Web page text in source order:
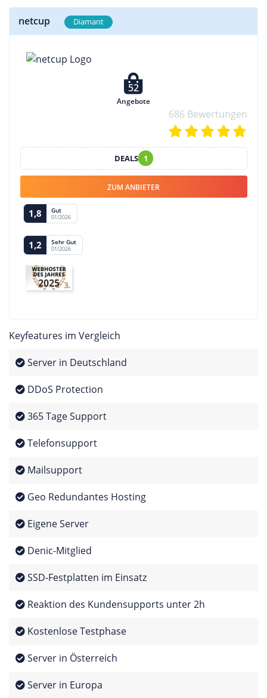
netcup Diamant
52
Angebote
686 Bewertungen
DEALS 1
ZUM ANBIETER
1,8 Gut
01/2026
1,2 Sehr Gut
01/2026
2025
Keyfeatures im Vergleich
Server in Deutschland
DDoS Protection
365 Tage Support
Telefonsupport
Mailsupport
Geo Redundantes Hosting
Eigene Server
Denic-Mitglied
SSD-Festplatten im Einsatz
Reaktion des Kundensupports unter 2h
Kostenlose Testphase
Server in Österreich
Server in Europa